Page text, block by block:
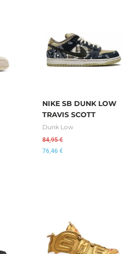
NIKE SB DUNK LOW
TRAVIS SCOTT
Dunk Low
84,95€
76,46 €